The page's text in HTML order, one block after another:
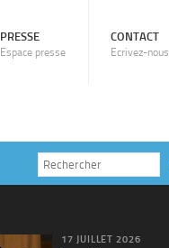
PRESSE
Espace presse
CONTACT
Ecrivez-nous
17 JUILLET 2026